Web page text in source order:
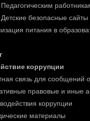
Педагогическим
Детские безопасные сайты
питания в
коррупции
связь для сообщений
правовые и иные
коррупции
материалы